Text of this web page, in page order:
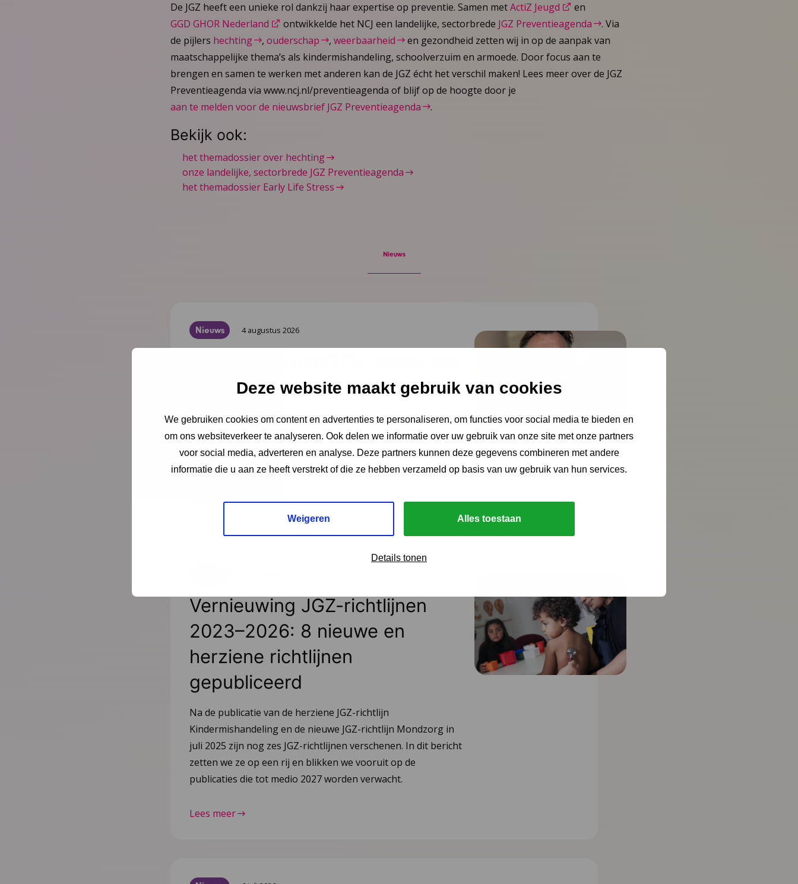
Deze website maakt gebruik van cookies
We gebruiken cookies om content en advertenties te personaliseren, om functies voor social media te bieden en
om ons websiteverkeer te analyseren. Ook delen we informatie over uw gebruik van onze site met onze partners
voor social media, adverteren en analyse. Deze partners kunnen deze gegevens combineren met andere
informatie die u aan ze heeft verstrekt of die ze hebben verzameld op basis van uw gebruik van hun services.
Weigeren Alles toestaan
Details tonen
De JGZ heeft een unieke rol dankzij haar expertise op preventie. Samen metActiZ Jeugd
en
GGD GHOR Nederland
ontwikkelde het NCJ een landelijke, sectorbrede JGZ Preventieagenda
. Via
de pijlers hechting , ouderschap , weerbaarheid
en gezondheid zetten wij in op de aanpak van
maatschappelijke thema’s als kindermishandeling, schoolverzuim en armoede. Door focus aan te
brengen en samen te werken met anderen kan de JGZ écht het verschil maken! Lees meer over de JGZ
Preventieagenda via www.ncj.nl/preventieagenda of blijf op de hoogte door je
aan te melden voor de nieuwsbrief JGZ Preventieagenda
.
Bekijk ook:
het themadossier over hechting
onze landelijke, sectorbrede JGZ Preventieagenda
het themadossier Early Life Stress
Nieuws
Nieuws 4 augustus 2026
ouders loopt alleen maar op
Juist op het moment dat ouders snakken naar rust, staan ze
er alleen voor. Schiet hen te hulp, noteert Igor Ivakic,
directeur-bestuurder van het Nederlands Centrum
Jeugdgezondheid.
Lees meer
Vernieuwing JGZ-richtlijnen
2023–2026: 8 nieuwe en
herziene richtlijnen
gepubliceerd
Na de publicatie van de herziene JGZ-richtlijn
Kindermishandeling en de nieuwe JGZ-richtlijn Mondzorg in
juli 2025 zijn nog zes JGZ-richtlijnen verschenen. In dit bericht
zetten we ze op een rij en blikken we vooruit op de
publicaties die tot medio 2027 worden verwacht.
Lees meer